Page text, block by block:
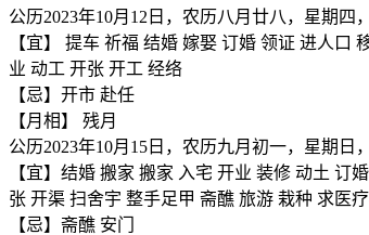
公历2023年10月12日，农历八月廿八，星期四
【宜】 提车 祈福 结婚 嫁娶 订婚 领证 进人
业 动工 开张 开工 经络
【忌】开市 赴任
【月相】 残月
公历2023年10月15日，农历九月初一，星期日
【宜】结婚 搬家 搬家 入宅 开业 装修 动土
张 开渠 扫舍宇 整手足甲 斋醮 旅游 栽种 求医
【忌】斋醮 安门